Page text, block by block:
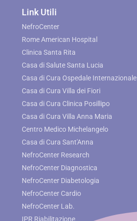
Link Utili
NefroCenter
Rome American Hospital
Clinica Santa Rita
Casa di Salute Santa Lucia
Casa di Cura Ospedale Internazionale
Casa di Cura Villa dei Fiori
Casa di Cura Clinica Posillipo
Casa di Cura Villa Anna Maria
Centro Medico Michelangelo
Casa di Cura Sant'Anna
NefroCenter Research
NefroCenter Diagnostica
NefroCenter Diabetologia
NefroCenter Cardio
NefroCenter Lab.
IPR Riabilitazione